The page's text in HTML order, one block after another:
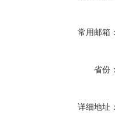
常用邮箱
省份
详细地址